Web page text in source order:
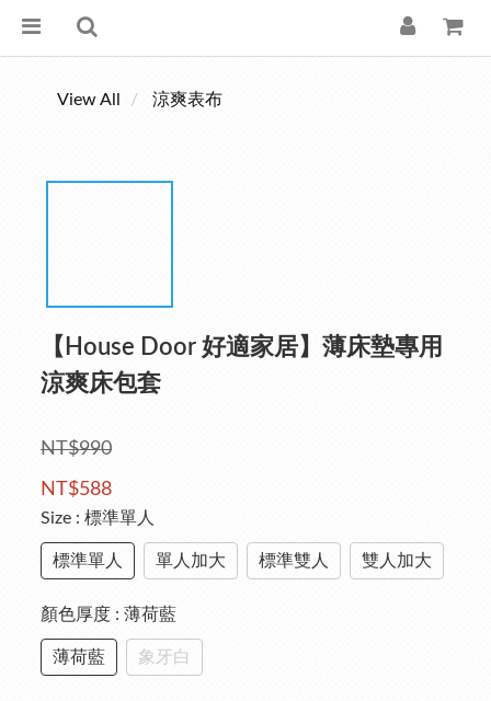
View All 涼爽表布
【House Door 好適家居】薄床墊專用
涼爽床包套
NT$990
NT$588
Size : 標準單人
標準單人 單人加大 標準雙人 雙人加大
顏色厚度 : 薄荷藍
薄荷藍 象牙白